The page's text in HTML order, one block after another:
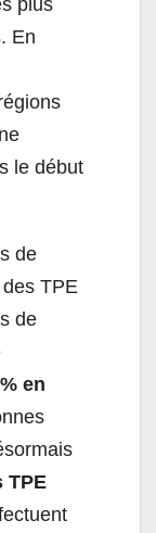
plus
En
le début
de
TPE
de
en
TPE